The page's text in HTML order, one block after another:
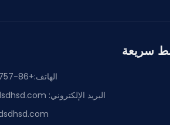
الهاتف:+86-757-22899949
البريد الإلكتروني:
سريعة